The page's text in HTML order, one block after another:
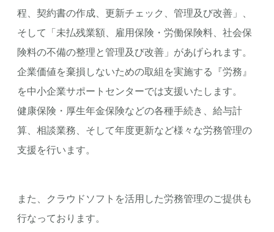
程、契約書の作成、更新チェック、管理及び改善」、
そして「未払残業額、雇用保険・労働保険料、社会保
険料の不備の整理と管理及び改善」があげられます。
企業価値を棄損しないための取組を実施する『労務』
を中小企業サポートセンターでは支援いたします。
健康保険・厚生年金保険などの各種手続き、給与計
算、相談業務、そして年度更新など様々な労務管理の
支援を行います。
また、クラウドソフトを活用した労務管理のご提供も
行なっております。